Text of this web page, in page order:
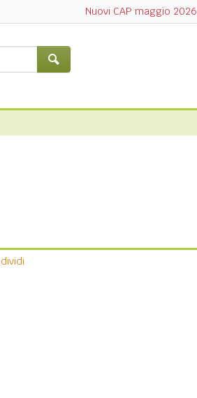
Nuovi CAP maggio 2026